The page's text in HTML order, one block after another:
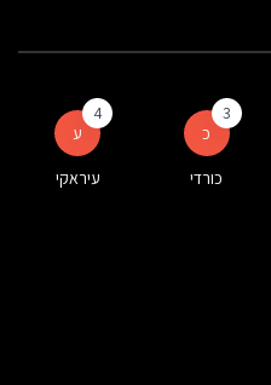
כ
3
כורדי
ע
4
עיראקי